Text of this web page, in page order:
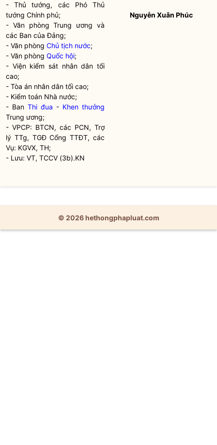
- Thủ tướng, các Phó Thủ
tướng Chính phủ;
- Văn phòng Trung ương và
các Ban của Đảng;
- Văn phòngChủ tịch nước;
- Văn phòngQuốc hội;
- Viện kiểm sát nhân dân tối
cao;
- Tòa án nhân dân tối cao;
- Kiểm toán Nhà nước;
- BanThi đua - Khen thưởng
Trung ương;
- VPCP: BTCN, các PCN, Trợ
lý TTg, TGĐ Cổng TTĐT, các
Vụ: KGVX, TH;
- Lưu: VT, TCCV (3b).KN
Nguyễn Xuân Phúc
© 2026 hethongphapluat.com